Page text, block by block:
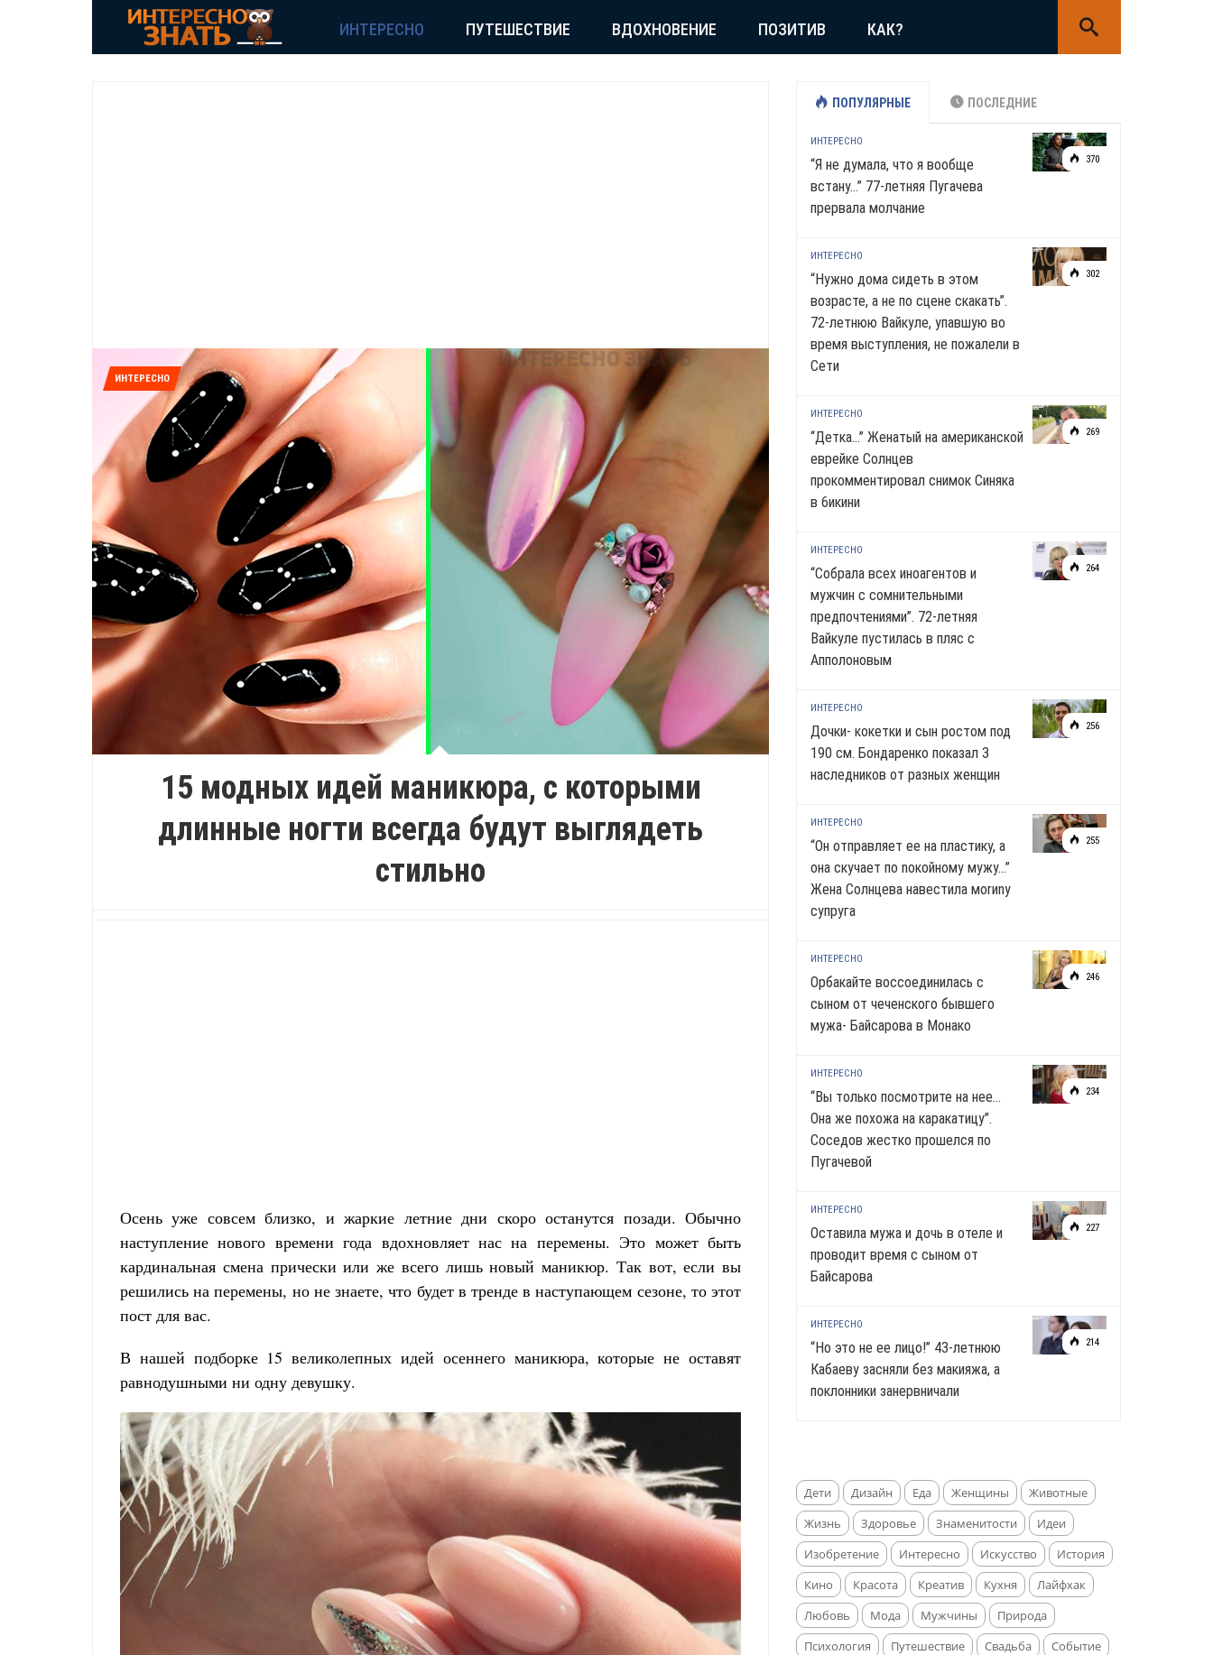
ИНТЕРЕСНО ПУТЕШЕСТВИЕ ВДОХНОВЕНИЕ ПОЗИТИВ КАК?
ИНТЕРЕСНО
15 модных идей маникюра, с которыми
длинные ногти всегда будут выглядеть
стильно
Осень уже совсем близко, и жаркие летние дни скоро останутся позади. Обычно
наступление нового времени года вдохновляет нас на перемены. Это может быть
кардинальная смена прически или же всего лишь новый маникюр. Так вот, если вы
решились на перемены, но не знаете, что будет в тренде в наступающем сезоне, то этот
пост для вас.
В нашей подборке 15 великолепных идей осеннего маникюра, которые не оставят
равнодушными ни одну девушку.
ПОПУЛЯРНЫЕ ПОСЛЕДНИЕ
370
ИНТЕРЕСНО
“Я не думала, что я вообще
встану…” 77-летняя Пугачева
прервала молчание
302
ИНТЕРЕСНО
“Нужно дома сидеть в этом
возрасте, а не по сцене скакать”.
72-летнюю Вайкуле, упавшую во
время выступления, не пожалели в
Сети
269
ИНТЕРЕСНО
“Детка…” Женатый на американской
еврейке Солнцев
прокомментировал снимок Синяка
в 6икини
264
ИНТЕРЕСНО
“Собрала всех иноагентов и
мужчин с сомнительными
предпочтениями”. 72-летняя
Вайкуле пустилась в пляс с
Апполоновым
256
ИНТЕРЕСНО
Дочки- кокетки и сын ростом под
190 см. Бондаренко показал 3
наследников от разных женщин
255
ИНТЕРЕСНО
“Он отправляет ее на пластику, а
она скучает по noкoйномy мужу…”
Жена Солнцева навестила моrиnу
супруга
246
ИНТЕРЕСНО
Орбакайте воссоединилась с
сыном от чеченского бывшего
мужа- Байсарова в Монако
234
ИНТЕРЕСНО
“Вы только посмотрите на нее…
Она же похожа на каракатицу”.
Соседов жестко прошелся по
Пугачевой
227
ИНТЕРЕСНО
Оставила мужа и дочь в отеле и
проводит время с сыном от
Байсарова
214
ИНТЕРЕСНО
“Но это не ее лицо!” 43-летнюю
Кабаеву засняли без макияжа, а
поклонники занервничали
Дети Дизайн Еда Женщины
Животные
Жизнь
Здоровье Знаменитости
Идеи
Изобретение
Интересно Искусство
История
Кино
Красота Креатив Кухня
Лайфхак
Любовь
Мода Мужчины
Природа
Психология
Путешествие Свадьба
Событие